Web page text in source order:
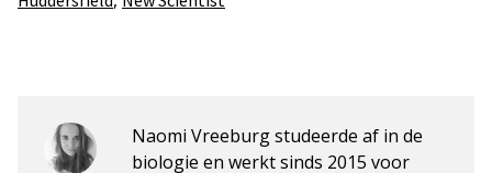
Naomi Vreeburg studeerde af in de
biologie en werkt sinds 2015 voor